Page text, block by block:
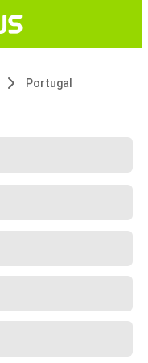
Portugal